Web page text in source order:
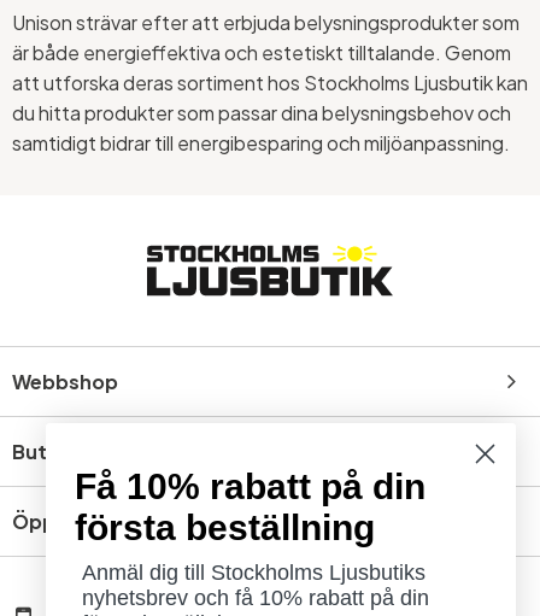
Unison strävar efter att erbjuda belysningsprodukter som
är både energieffektiva och estetiskt tilltalande. Genom
att utforska deras sortiment hos Stockholms Ljusbutik kan
du hitta produkter som passar dina belysningsbehov och
samtidigt bidrar till energibesparing och miljöanpassning.
Webbshop
Butik
Öppettider
Få 10% rabatt på din
första beställning
Anmäl dig till Stockholms Ljusbutiks
nyhetsbrev och få 10% rabatt på din